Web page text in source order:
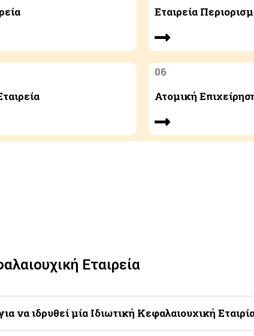
Εταιρεία
06
Ατομική
Εταιρεία
να ιδρυθεί μία Ιδιωτική Κεφαλαιουχική